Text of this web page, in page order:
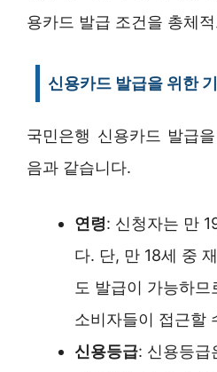
용카드 발급 조건을 총체
신용카드 발급을 위한
국민은행 신용카드 발급
음과 같습니다.
연령: 신청자는 만
다. 단, 만 18세 중
도 발급이 가능하
소비자들이 접근할
신용등급: 신용등급